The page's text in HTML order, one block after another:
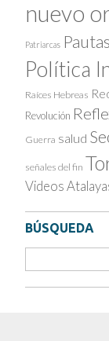
nuevo
Patriarcas
Política
Raíces Hebreas
Revolución
Guerra salud
señales del fin
Videos
BÚSQUEDA